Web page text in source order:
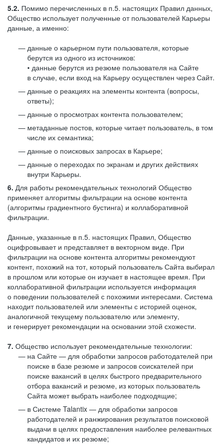
5.2. Помимо перечисленных в п.5. настоящих Правил данных,
Общество использует полученные от пользователей Карьеры
данные, а именно:
данные о карьерном пути пользователя, которые
берутся из одного из источников:
• данные берутся из резюме пользователя на Сайте
в случае, если вход на Карьеру осуществлен через Сайт.
данные о реакциях на элементы контента (вопросы,
ответы);
данные о просмотрах контента пользователем;
метаданные постов, которые читает пользователь, в том
числе их семантика;
данные о поисковых запросах в Карьере;
данные о переходах по экранам и других действиях
внутри Карьеры.
6. Для работы рекомендательных технологий Общество
применяет алгоритмы фильтрации на основе контента
(алгоритмы градиентного бустинга) и коллаборативной
фильтрации.
Данные, указанные в п.5. настоящих Правил, Общество
оцифровывает и представляет в векторном виде. При
фильтрации на основе контента алгоритмы рекомендуют
контент, похожий на тот, который пользователь Сайта выбирал
в прошлом или которые он изучает в настоящее время. При
коллаборативной фильтрации используется информация
о поведении пользователей с похожими интересами. Система
находит пользователей или элементы с историей оценок,
аналогичной текущему пользователю или элементу,
и генерирует рекомендации на основании этой схожести.
7. Общество использует рекомендательные технологии:
на Сайте — для обработки запросов работодателей при
поиске в базе резюме и запросов соискателей при
поиске вакансий в целях быстрого предварительного
отбора вакансий и резюме, из которых пользователь
Сайта может выбрать наиболее подходящие;
в Системе Talantix — для обработки запросов
работодателей и ранжирования результатов поисковой
выдачи в целях предоставления наиболее релевантных
кандидатов и их резюме;